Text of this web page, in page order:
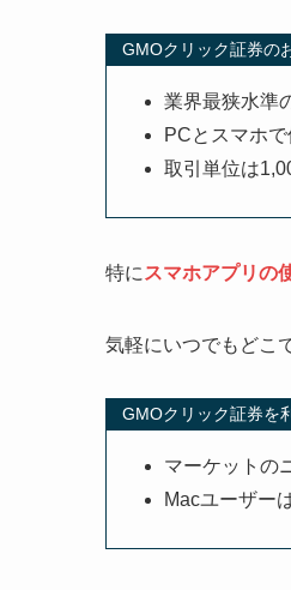
GMOクリック証券の
業界最狭水準
PCとスマホ
取引単位は
特にスマホアプリの
気軽にいつでもどこ
GMOクリック証券を
マーケットの
Macユーザー